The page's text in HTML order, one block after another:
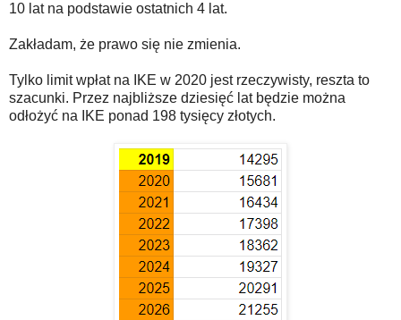
10 lat na podstawie ostatnich 4 lat.
Zakładam, że prawo się nie zmienia.
Tylko limit wpłat na IKE w 2020 jest rzeczywisty, reszta to
szacunki. Przez najbliższe dziesięć lat będzie można
odłożyć na IKE ponad 198 tysięcy złotych.